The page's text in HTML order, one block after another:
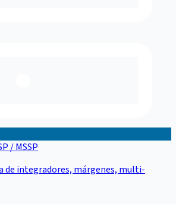
/ MSSP
de integradores, márgenes, multi-